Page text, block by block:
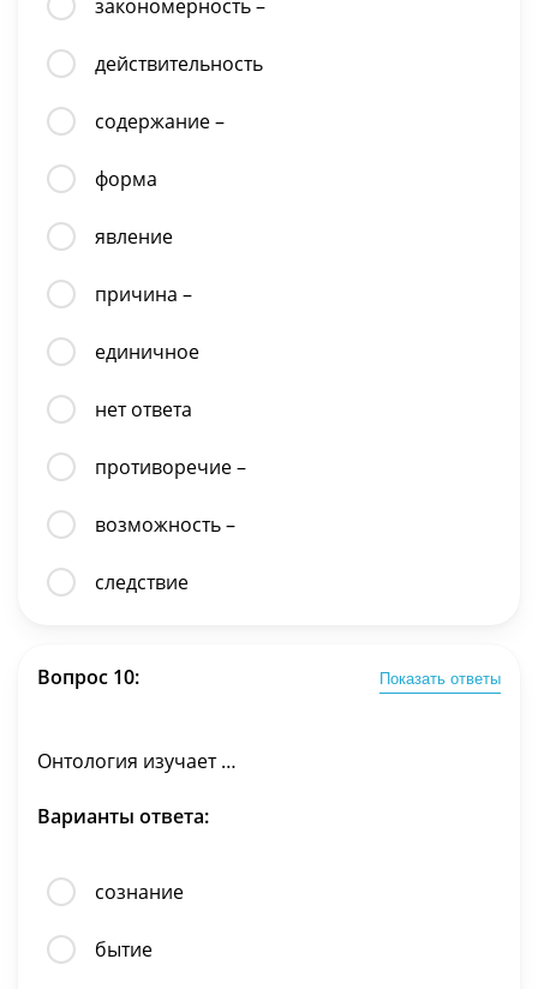
закономерность –
действительность
содержание –
форма
явление
причина –
единичное
нет ответа
противоречие –
возможность –
следствие
Вопрос 10: Показать ответы
Онтология изучает …
Варианты ответа:
сознание
бытие